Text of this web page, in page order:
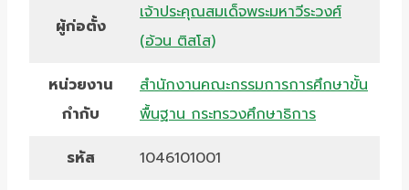
ผู้ก่อตั้ง
เจ้าประคุณสมเด็จพระมหาวีระวงศ์
(อ้วน ติสโส)
หน่วยงาน
กำกับ
สำนักงานคณะกรรมการการศึกษาขั้น
พื้นฐาน กระทรวงศึกษาธิการ
รหัส
1046101001